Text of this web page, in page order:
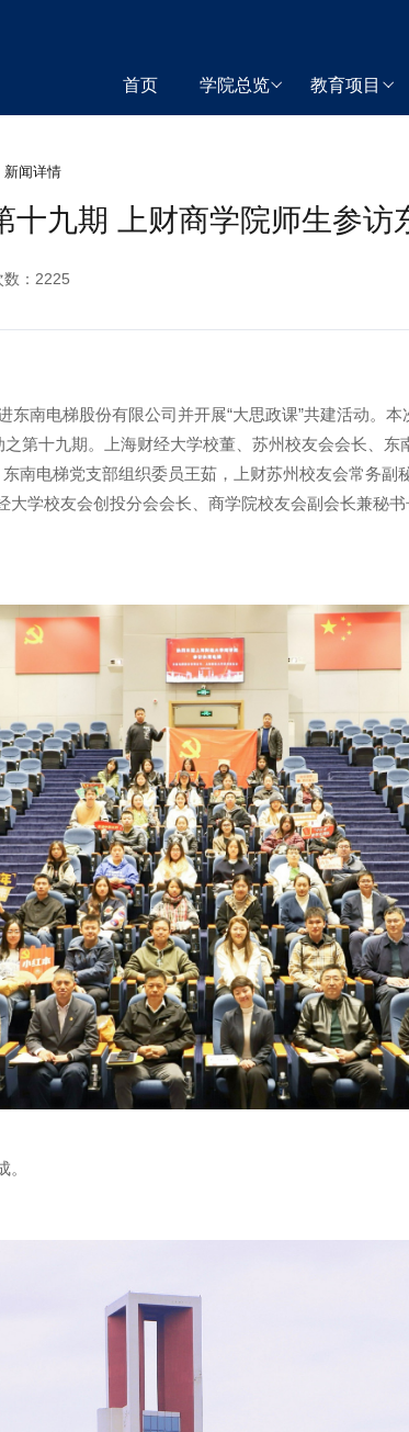
首页 学院总览 教育项目
新闻详情
十九期 上财商学院师生参访
数：2225
东南电梯股份有限公司并开展“大思政课”共建活动。
之第十九期。上海财经大学校董、苏州校友会会长、
南电梯党支部组织委员王茹，上财苏州校友会常务副
大学校友会创投分会会长、商学院校友会副会长兼秘